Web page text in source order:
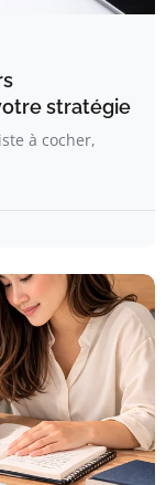
stratégie
à cocher,